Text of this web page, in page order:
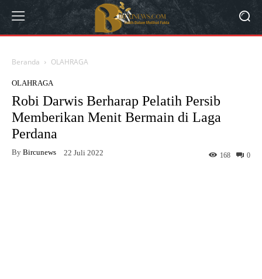
Beranda OLAHRAGA
OLAHRAGA
Robi Darwis Berharap Pelatih Persib
Memberikan Menit Bermain di Laga
Perdana
By Bircunews 22 Juli 2022 0
168